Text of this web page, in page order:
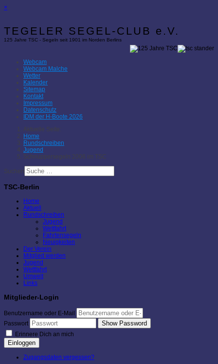
×
TEGELER SEGEL-CLUB e.V.
125 Jahre TSC - Segeln seit 1901 im Norden Berlins
Webcam
Webcam Malche
Wetter
Kalender
Sitemap
Kontakt
Impressum
Datenschutz
IDM der H-Boote 2026
Aktuelle Seite:
Home
Rundschreiben
Jugend
Schnuppersegeln 2006 im TSC
Suchen
TSC-Berlin
Home
Aktuell
Rundschreiben
Jugend
Wettfahrt
Fahrtensegeln
Neuigkeiten
Der Verein
Mitglied werden
Jugend
Wettfahrt
Umwelt
Links
Mitglieder-Login
Benutzername oder E-Mail
Passwort
Show Password
Erinnere Dich an mich
Einloggen
Zugangsdaten vergessen?